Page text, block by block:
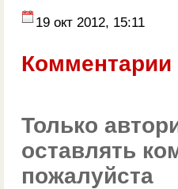
19 окт 2012, 15:11
Комментарии
Только
оставлять
пожалуйста